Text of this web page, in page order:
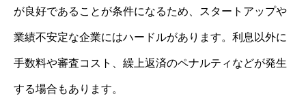
が良好であることが条件になるため、スタートアップや
業績不安定な企業にはハードルがあります。利息以外に
手数料や審査コスト、繰上返済のペナルティなどが発生
する場合もあります。